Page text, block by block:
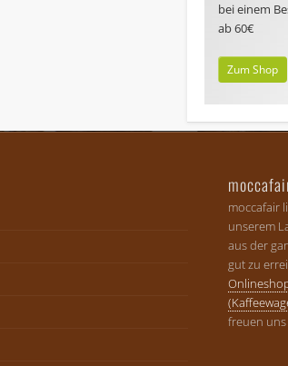
bei einem
ab 60€
Zum Shop
moccafair
unserem
aus der
gut zu
freuen uns